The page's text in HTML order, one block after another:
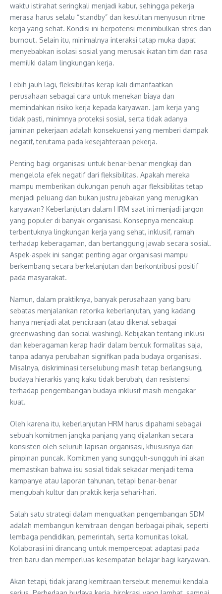
waktu istirahat seringkali menjadi kabur, sehingga pekerja
merasa harus selalu “standby” dan kesulitan menyusun ritme
kerja yang sehat. Kondisi ini berpotensi menimbulkan stres dan
burnout. Selain itu, minimalnya interaksi tatap muka dapat
menyebabkan isolasi sosial yang merusak ikatan tim dan rasa
memiliki dalam lingkungan kerja.
Lebih jauh lagi, fleksibilitas kerap kali dimanfaatkan
perusahaan sebagai cara untuk menekan biaya dan
memindahkan risiko kerja kepada karyawan. Jam kerja yang
tidak pasti, minimnya proteksi sosial, serta tidak adanya
jaminan pekerjaan adalah konsekuensi yang memberi dampak
negatif, terutama pada kesejahteraan pekerja.
Penting bagi organisasi untuk benar-benar mengkaji dan
mengelola efek negatif dari fleksibilitas. Apakah mereka
mampu memberikan dukungan penuh agar fleksibilitas tetap
menjadi peluang dan bukan justru jebakan yang merugikan
karyawan? Keberlanjutan dalam HRM saat ini menjadi jargon
yang populer di banyak organisasi. Konsepnya mencakup
terbentuknya lingkungan kerja yang sehat, inklusif, ramah
terhadap keberagaman, dan bertanggung jawab secara sosial.
Aspek-aspek ini sangat penting agar organisasi mampu
berkembang secara berkelanjutan dan berkontribusi positif
pada masyarakat.
Namun, dalam praktiknya, banyak perusahaan yang baru
sebatas menjalankan retorika keberlanjutan, yang kadang
hanya menjadi alat pencitraan (atau dikenal sebagai
greenwashing dan social washing). Kebijakan tentang inklusi
dan keberagaman kerap hadir dalam bentuk formalitas saja,
tanpa adanya perubahan signifikan pada budaya organisasi.
Misalnya, diskriminasi terselubung masih tetap berlangsung,
budaya hierarkis yang kaku tidak berubah, dan resistensi
terhadap pengembangan budaya inklusif masih mengakar
kuat.
Oleh karena itu, keberlanjutan HRM harus dipahami sebagai
sebuah komitmen jangka panjang yang dijalankan secara
konsisten oleh seluruh lapisan organisasi, khususnya dari
pimpinan puncak. Komitmen yang sungguh-sungguh ini akan
memastikan bahwa isu sosial tidak sekadar menjadi tema
kampanye atau laporan tahunan, tetapi benar-benar
mengubah kultur dan praktik kerja sehari-hari.
Salah satu strategi dalam menguatkan pengembangan SDM
adalah membangun kemitraan dengan berbagai pihak, seperti
lembaga pendidikan, pemerintah, serta komunitas lokal.
Kolaborasi ini dirancang untuk mempercepat adaptasi pada
tren baru dan memperluas kesempatan belajar bagi karyawan.
Akan tetapi, tidak jarang kemitraan tersebut menemui kendala